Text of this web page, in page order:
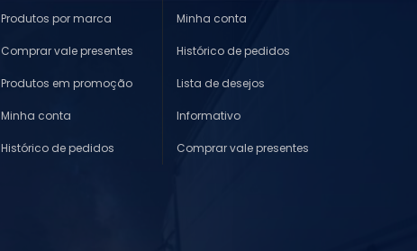
Produtos por marca
Comprar vale presentes
Produtos em promoção
Minha conta
Histórico de pedidos
Minha conta
Histórico de pedidos
Lista de desejos
Informativo
Comprar vale presentes